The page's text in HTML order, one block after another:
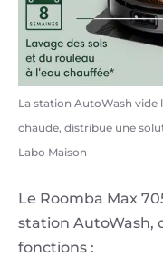
La station AutoWash vide
chaude, distribue une
Labo Maison
Le Roomba Max
station AutoWash,
fonctions :